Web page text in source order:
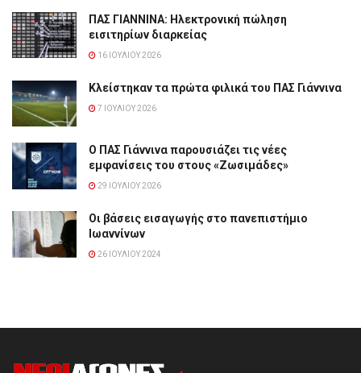
ΠΑΣ ΓΙΑΝΝΙΝΑ: Hλεκτρονική πώληση
εισιτηρίων διαρκείας
16 ΙΟΥΛΊΟΥ 2026
Κλείστηκαν τα πρώτα φιλικά του ΠΑΣ Γιάννινα
7 ΙΟΥΛΊΟΥ 2026
Ο ΠΑΣ Γιάννινα παρουσιάζει τις νέες
εμφανίσεις του στους «Ζωσιμάδες»
29 ΙΟΥΛΊΟΥ 2026
Οι βάσεις εισαγωγής στο πανεπιστήμιο
Ιωαννίνων
26 ΙΟΥΛΊΟΥ 2024